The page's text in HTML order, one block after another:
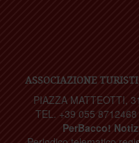
ASSOCIAZIONE
PIAZZA MATTEOTTI,
TEL. +39 055 8712468
PerBacco!